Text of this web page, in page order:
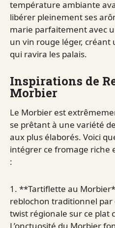
température ambiante
libérer pleinement ses
marie parfaitement avec
un vin rouge léger,
qui ravira les palais.
Inspirations de
Morbier
Le Morbier est
se prêtant à une variété
aux plus élaborés. Voici
intégrer ce fromage riche
:
1. **Tartiflette au
reblochon traditionnel
twist régionale sur ce plat